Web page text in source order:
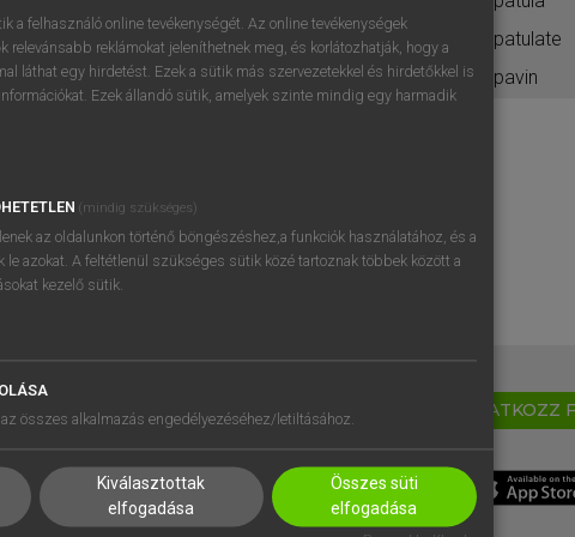
spatulate
spavin
SÚGÓ
RÓLUNK
SÜTI BEÁLLÍTÁSOK
IRATKOZZ
a felhasználó online tevékenységét. Az online tevékenységek
relevánsabb reklámokat jeleníthetnek meg, és korlátozhatják, hogy a
láthat egy hirdetést. Ezek a sütik más szervezetekkel és hirdetőkkel is
Ezek állandó sütik, amelyek szinte mindig egy harmadik
(mindig szükséges)
az oldalunkon történő böngészéshez,a funkciók használatához, és a
le azokat. A feltétlenül szükséges sütik közé tartoznak többek között a
kezelő sütik.
összes alkalmazás engedélyezéséhez/letiltásához.
Kiválasztottak
elfogadása
Összes süti
elfogadása